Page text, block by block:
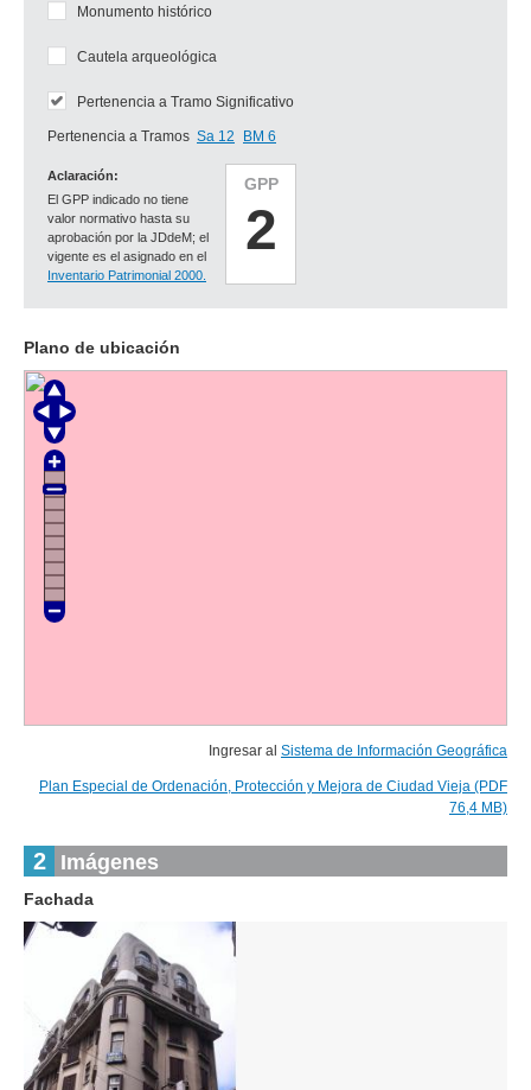
GPP
2
Aclaración:
El GPP indicado no tiene
valor normativo hasta su
aprobación por la JDdeM; el
vigente es el asignado en el
Inventario Patrimonial 2000.
Monumento histórico
Cautela arqueológica
Pertenencia a Tramo Significativo
Pertenencia a Tramos Sa 12 BM 6
Plano de ubicación
Ingresar al Sistema de Información Geográfica
Plan Especial de Ordenación, Protección y Mejora de Ciudad Vieja (PDF
76,4 MB)
2 Imágenes
Fachada